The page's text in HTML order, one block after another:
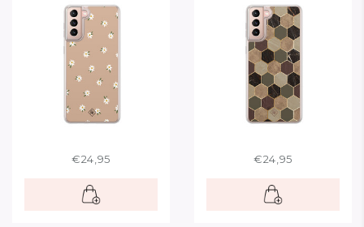
€24,95 €24,95